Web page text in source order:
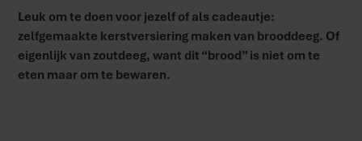
Leuk om te doen voor jezelf of als cadeautje:
zelfgemaakte kerstversiering maken van brooddeeg. Of
eigenlijk van zoutdeeg, want dit “brood” is niet om te
eten maar om te bewaren.